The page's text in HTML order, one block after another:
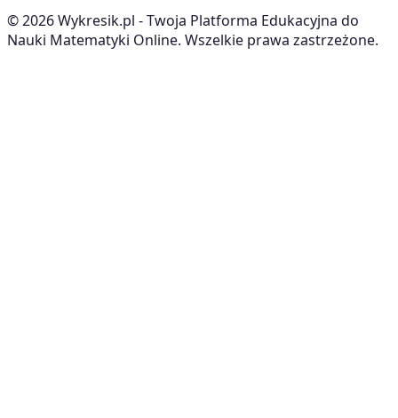
©2026Wykresik.pl - Twoja Platforma Edukacyjna do
Nauki Matematyki Online. Wszelkie prawa zastrzeżone.